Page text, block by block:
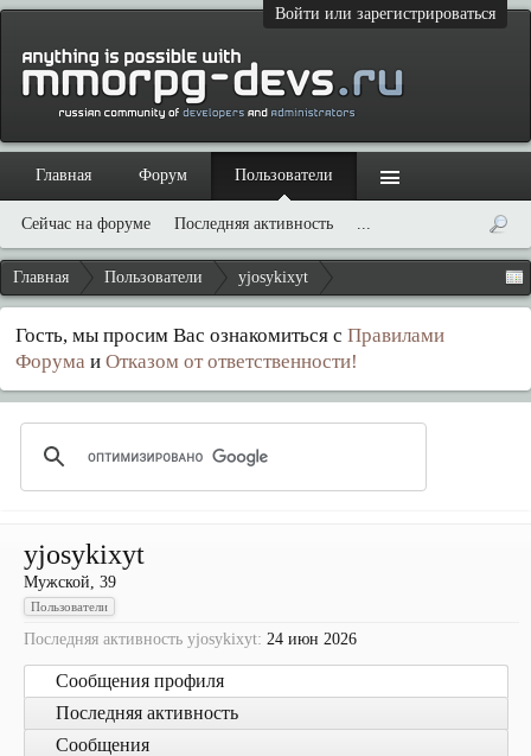
Войти или зарегистрироваться
Главная Пользователи yjosykixyt
Гость, мы просим Вас ознакомиться с Правилами
Форума и Отказом от ответственности!
yjosykixyt
Мужской, 39
Пользователи
Последняя активность yjosykixyt: 24 июн 2026
Сообщения профиля
Последняя активность
Сообщения
Главная Форум Пользователи
Сейчас на форуме Последняя активность ...